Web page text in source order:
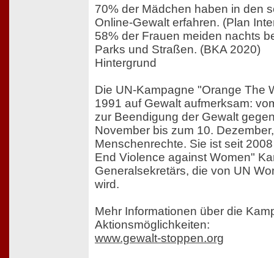
70% der Mädchen haben in den
Online-Gewalt erfahren. (Plan
58% der Frauen meiden nachts
Parks und Straßen. (BKA 2020)
Hintergrund
Die UN-Kampagne "Orange The
1991 auf Gewalt aufmerksam:
zur Beendigung der Gewalt
November bis zum 10.
Menschenrechte. Sie ist seit
End Violence against Women"
Generalsekretärs, die von UN
wird.
Mehr Informationen über die
Aktionsmöglichkeiten:
www.gewalt-stoppen.org